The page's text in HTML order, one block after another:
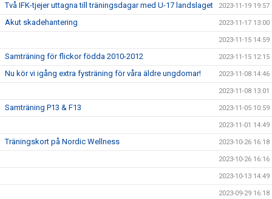
Två IFK-tjejer uttagna till träningsdagar med U-17 landslaget 2023-11-19 19:57
Akut skadehantering 2023-11-17 13:00
2023-11-15 14:59
Samträning för flickor födda 2010-2012 2023-11-15 12:15
Nu kör vi igång extra fysträning för våra äldre ungdomar! 2023-11-08 14:46
2023-11-08 13:01
Samträning P13 & F13 2023-11-05 10:59
2023-11-01 14:49
Träningskort på Nordic Wellness 2023-10-26 16:18
2023-10-26 16:16
2023-10-13 14:49
2023-09-29 16:18